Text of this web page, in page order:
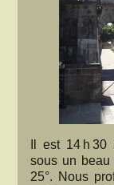
Il est 14 h
sous un beau
25°. Nous